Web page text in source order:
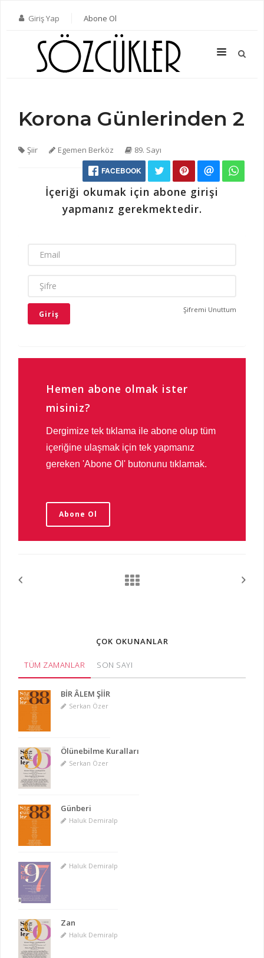
Giriş Yap Abone Ol
SON SAYI
İLETIŞIM
Korona Günlerinden 2
Şiir Egemen Berköz
89. Sayı
FACEBOOK
İçeriği okumak için abone girişi
yapmanız gerekmektedir.
EMAIL
ŞIFRE
Şifremi Unuttum
Hemen abone olmak ister
misiniz?
Dergimize tek tıklama ile abone olup tüm
içeriğine ulaşmak için tek yapmanız
gereken 'Abone Ol' butonunu tıklamak.
Abone Ol
ÇOK OKUNANLAR
TÜM ZAMANLAR SON SAYI
BİR ÂLEM ŞİİR
Serkan Özer
Ölünebilme Kuralları
Serkan Özer
Günberi
Haluk Demiralp
Haluk Demiralp
Zan
Haluk Demiralp